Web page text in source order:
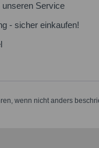
unseren Service
- sicher einkaufen!
wenn nicht anders